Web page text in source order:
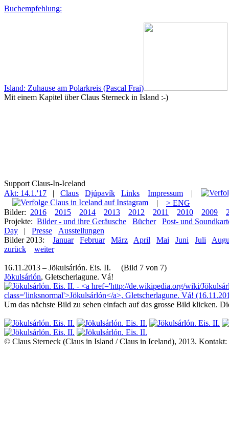
Buchempfehlung:
Island: Zuhause am Polarkreis (Pascal Frai)
Mit einem Kapitel über Claus Sterneck in Island :-)
Support Claus-In-Iceland
Akt: 14.1.'17
| Claus Djúpavík Links Impressum
|
|
> ENG
Bilder: 2016 2015 2014 2013 2012 2011 2010 2009
Projekte: Bilder - und ihre Geräusche Bücher
Post- und
Day
| Presse
Ausstellungen
Bilder 2013:
Januar Februar März April Mai Juni Juli
zurück
weiter
16.11.2013 – Jökulsárlón. Eis. II. (Bild 7 von 7)
Jökulsárlón, Gletscherlagune. Vá!
Um das nächste Bild zu sehen einfach auf das grosse Bild klicken.
© Claus Sterneck (Claus in Island / Claus in Iceland), 2013. Kontakt: